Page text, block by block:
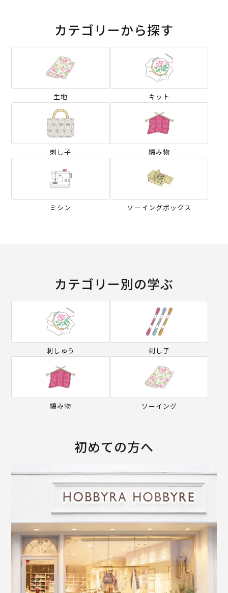
カテゴリーから探す
生地 キット
刺し子 編み物
ミシン ソーイングボックス
カテゴリー別の学ぶ
刺しゅう 刺し子
編み物 ソーイング
初めての方へ